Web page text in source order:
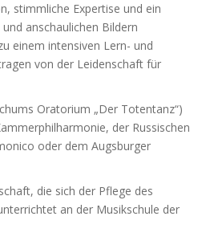
stimmliche Expertise und ein
anschaulichen Bildern
einem intensiven Lern- und
von der Leidenschaft für
Oratorium „Der Totentanz“)
der Russischen
oder dem Augsburger
die sich der Pflege des
an der Musikschule der